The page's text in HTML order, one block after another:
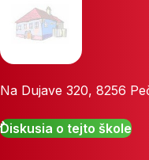
Na Dujave 320, 8256
Diskusia o tejto škole